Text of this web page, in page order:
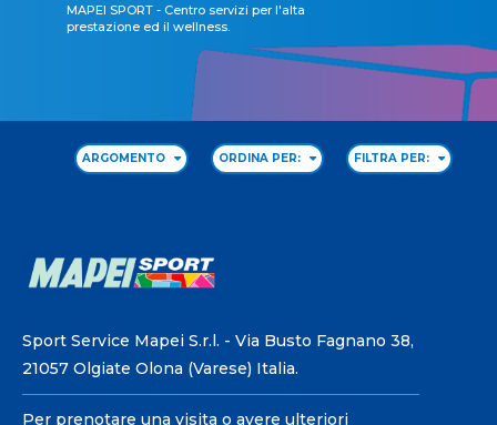
MAPEI SPORT - Centro servizi per l'alta
prestazione ed il wellness.
ARGOMENTO ORDINA PER: FILTRA PER:
Sport Service Mapei S.r.l. - Via Busto Fagnano 38,
21057 Olgiate Olona (Varese) Italia.
Per prenotare una visita o avere ulteriori